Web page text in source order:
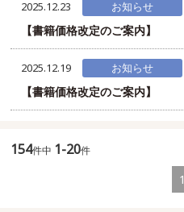
2025.12.23 お知らせ
【書籍価格改定のご案内】
2025.12.19 お知らせ
【書籍価格改定のご案内】
154件中 1-20件
1